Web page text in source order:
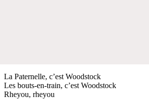
La Paternelle, c’est Woodstock
Les bouts-en-train, c’est Woodstock
Rheyou, rheyou